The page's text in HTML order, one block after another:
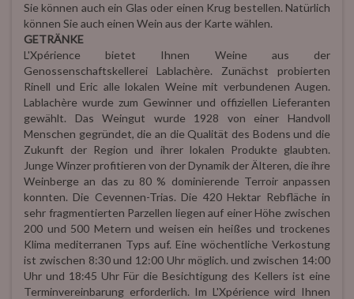
Sie können auch ein Glas oder einen Krug bestellen. Natürlich
können Sie auch einen Wein aus der Karte wählen.
GETRÄNKE
L'Xpérience bietet Ihnen Weine aus der
Genossenschaftskellerei Lablachère. Zunächst probierten
Rinell und Eric alle lokalen Weine mit verbundenen Augen.
Lablachère wurde zum Gewinner und offiziellen Lieferanten
gewählt. Das Weingut wurde 1928 von einer Handvoll
Menschen gegründet, die an die Qualität des Bodens und die
Zukunft der Region und ihrer lokalen Produkte glaubten.
Junge Winzer profitieren von der Dynamik der Älteren, die ihre
Weinberge an das zu 80 % dominierende Terroir anpassen
konnten. Die Cevennen-Trias. Die 420 Hektar Rebfläche in
sehr fragmentierten Parzellen liegen auf einer Höhe zwischen
200 und 500 Metern und weisen ein heißes und trockenes
Klima mediterranen Typs auf. Eine wöchentliche Verkostung
ist zwischen 8:30 und 12:00 Uhr möglich. und zwischen 14:00
Uhr und 18:45 Uhr Für die Besichtigung des Kellers ist eine
Terminvereinbarung erforderlich. Im L'Xpérience wird Ihnen